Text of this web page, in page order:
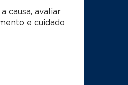
causa, avaliar
e cuidado